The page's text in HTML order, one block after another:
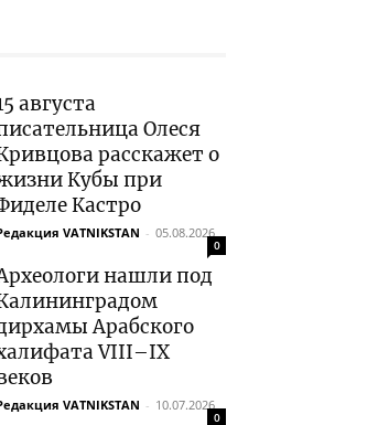
августа
Олеся
расскажет о
Кубы при
Кастро
VATNIKSTAN - 05.08.2026
0
нашли под
Арабского
VIII–IX
VATNIKSTAN - 10.07.2026
0